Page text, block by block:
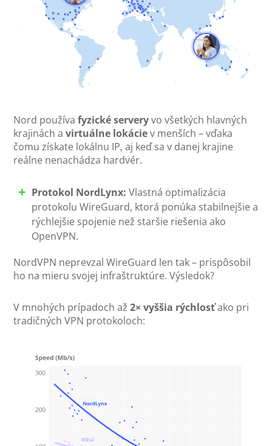
Nord používafyzické serveryvo všetkých hlavných
krajinách avirtuálne lokáciev menších – vďaka
čomu získate lokálnu IP, aj keď sa v danej krajine
reálne nenachádza hardvér.
Protokol NordLynx: Vlastná optimalizácia
protokolu WireGuard, ktorá ponúka stabilnejšie a
rýchlejšie spojenie než staršie riešenia ako
OpenVPN.
NordVPN neprevzal WireGuard len tak – prispôsobil
ho na mieru svojej infraštruktúre. Výsledok?
V mnohých prípadoch až2× vyššia rýchlosťako pri
tradičných VPN protokoloch: